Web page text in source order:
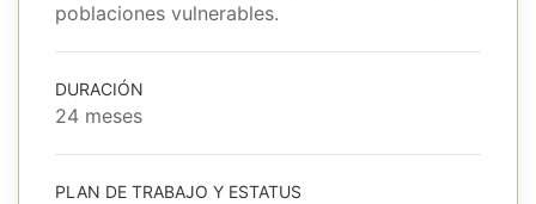
poblaciones vulnerables.
DURACIÓN
24 meses
PLAN DE TRABAJO Y ESTATUS